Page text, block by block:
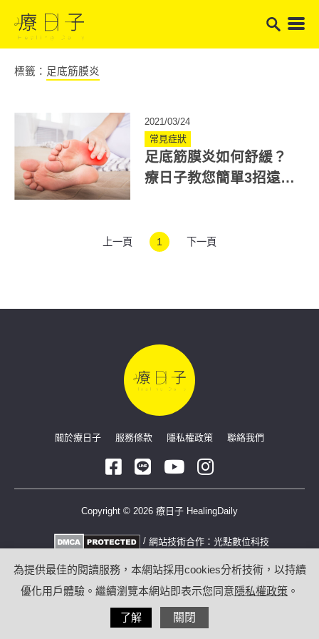
標籤： 足底筋膜炎
2021/03/24
常見症狀
足底筋膜炎如何舒緩？
療日子教您簡單3招遠離
上一頁 1 下一頁
關於療日子 服務條款 隱私權政策 聯絡我們
Copyright © 2026 療日子 HealingDaily
/ 網站技術合作： 光點數位科技
為提供最佳的閱讀服務，本網站採用cookies分析技術，以持續
優化用戶體驗。繼續瀏覽本網站即表示您同意隱私權政策 。
了解 關閉